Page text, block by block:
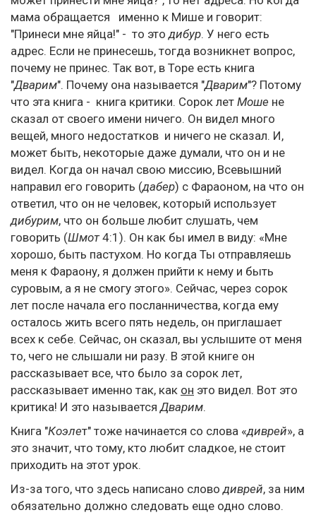
мама обращается именно к Мише и говорит:
"Принеси мне яйца!" - то этодибур. У него есть
адрес. Если не принесешь, тогда возникнет вопрос,
почему не принес. Так вот, в Торе есть книга
"Дварим". Почему она называется "Дварим"? Потому
что эта книга - книга критики. Сорок лет Моше не
сказал от своего имени ничего. Он видел много
вещей, много недостатков и ничего не сказал. И,
может быть, некоторые даже думали, что он и не
видел. Когда он начал свою миссию, Всевышний
направил его говорить (дабер) с Фараоном, на что он
ответил, что он не человек, который использует
дибурим, что он больше любит слушать, чем
говорить (Шмот4:1). Он как бы имел в виду: «Мне
хорошо, быть пастухом. Но когда Ты отправляешь
меня к Фараону, я должен прийти к нему и быть
суровым, а я не смогу этого». Сейчас, через сорок
лет после начала его посланничества, когда ему
осталось жить всего пять недель, он приглашает
всех к себе. Сейчас, он сказал, вы услышите от меня
то, чего не слышали ни разу. В этой книге он
рассказывает все, что было за сорок лет,
рассказывает именно так, как он это видел. Вот это
критика! И это называетсяДварим.
Книга "Коэлет" тоже начинается со слова «диврей», а
это значит, что тому, кто любит сладкое, не стоит
приходить на этот урок.
Из-за того, что здесь написано словодиврей, за ним
обязательно должно следовать еще одно слово.